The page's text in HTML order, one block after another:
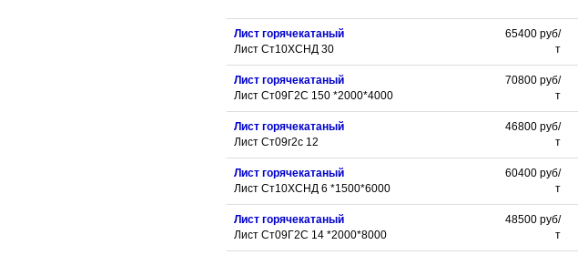
Лист горячекатаный
Лист Ст10ХСНД 30
65400 руб/
т
Лист горячекатаный
Лист Ст09Г2С 150 *2000*4000
70800 руб/
т
Лист горячекатаный
Лист Ст09г2с 12
46800 руб/
т
Лист горячекатаный
Лист Ст10ХСНД 6 *1500*6000
60400 руб/
т
Лист горячекатаный
Лист Ст09Г2С 14 *2000*8000
48500 руб/
т